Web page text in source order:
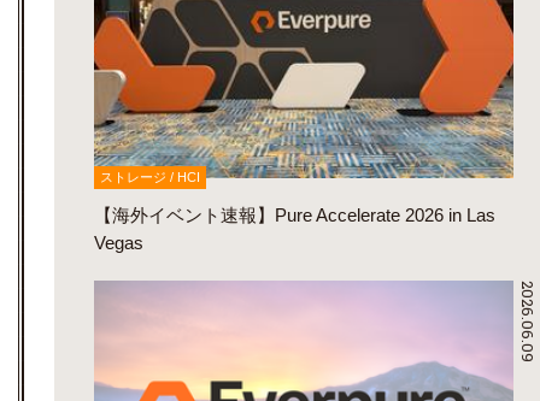
ストレージ / HCI
【海外イベント速報】Pure Accelerate 2026 in Las
Vegas
2026.06.09